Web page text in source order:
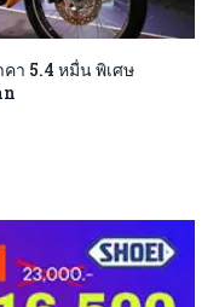
คา 5.4 หมื่น พิเศษ